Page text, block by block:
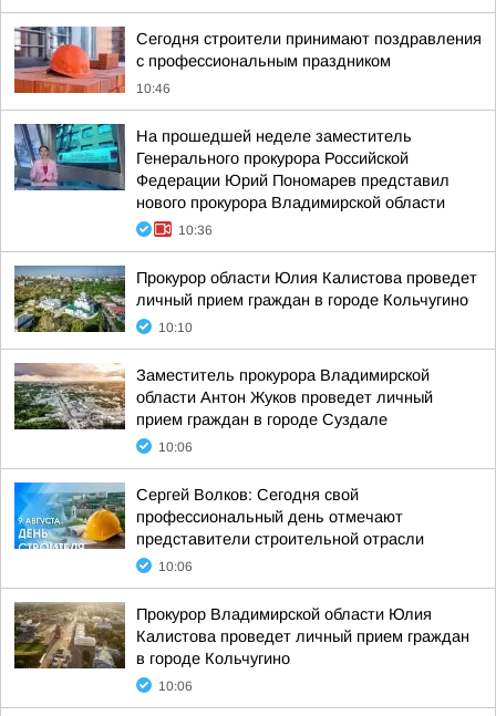
Сегодня строители принимают поздравления
с профессиональным праздником
10:46
На прошедшей неделе заместитель
Генерального прокурора Российской
Федерации Юрий Пономарев представил
нового прокурора Владимирской области
10:36
Прокурор области Юлия Калистова проведет
личный прием граждан в городе Кольчугино
10:10
Заместитель прокурора Владимирской
области Антон Жуков проведет личный
прием граждан в городе Суздале
10:06
Сергей Волков: Сегодня свой
профессиональный день отмечают
представители строительной отрасли
10:06
Прокурор Владимирской области Юлия
Калистова проведет личный прием граждан
в городе Кольчугино
10:06